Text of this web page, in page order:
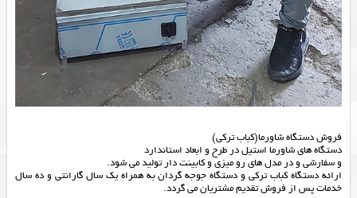
فروش‌ دستگاه شاورما‌(کباب ترکی)
دستگاه های شاورما استیل در طرح و ابعاد استاندارد
و سفارشی و در مدل های رو میزی و کابینت دار تولید می شود.
ارائه دستگاه کباب ترکیو دستگاه جوجه گردانبه همراه یک سال گارانتی و ده سال
خدمات پس از فروش تقدیم مشتریان می گردد.